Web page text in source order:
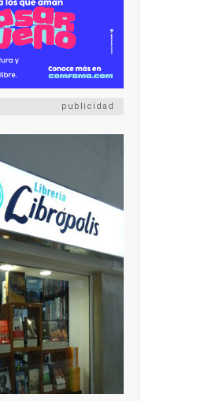
publicidad